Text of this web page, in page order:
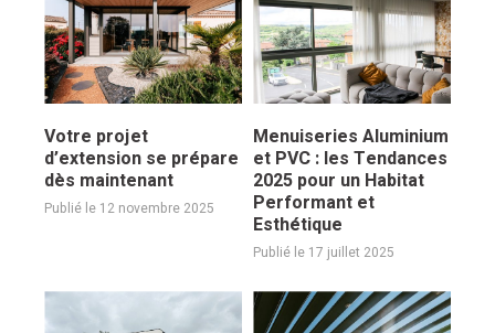
Votre projet
d’extension se prépare
dès maintenant
Publié le 12 novembre 2025
Menuiseries Aluminium
et PVC : les Tendances
2025 pour un Habitat
Performant et
Esthétique
Publié le 17 juillet 2025